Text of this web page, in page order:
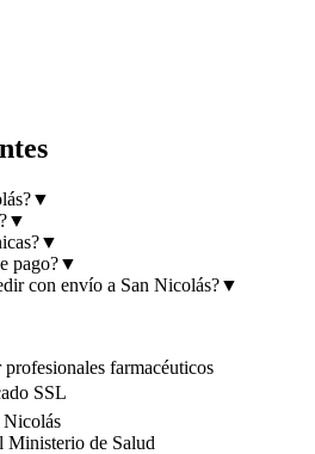
▼
▼
▼
pago?▼
con envío a San Nicolás?▼
farmacéuticos
SSL
Ministerio de Salud